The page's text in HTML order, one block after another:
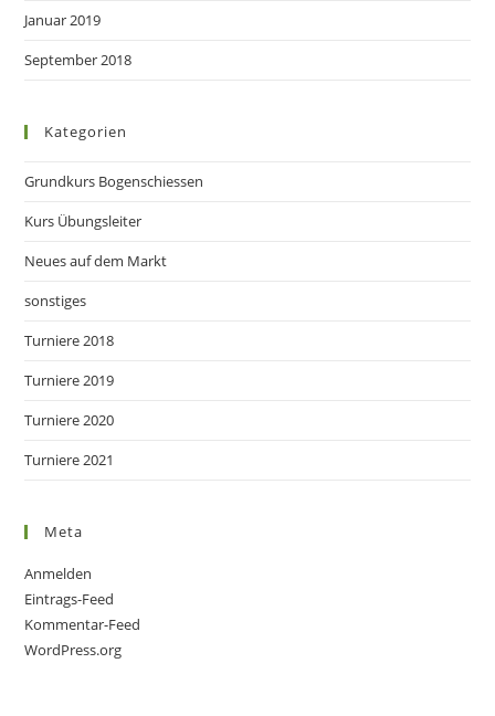
Januar 2019
September 2018
Kategorien
Grundkurs Bogenschiessen
Kurs Übungsleiter
Neues auf dem Markt
sonstiges
Turniere 2018
Turniere 2019
Turniere 2020
Turniere 2021
Meta
Anmelden
Eintrags-Feed
Kommentar-Feed
WordPress.org